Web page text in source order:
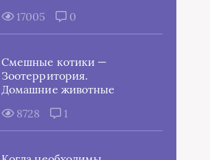
17005
0
Смешные котики —
Зоотерритория.
Домашние животные
8728
1